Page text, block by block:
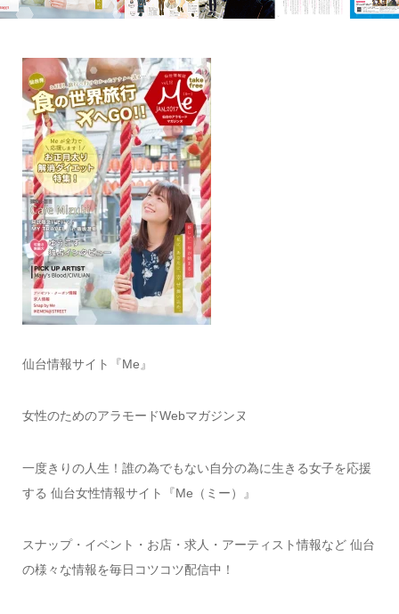
仙台情報サイト『Me』
女性のためのアラモードWebマガジンヌ
一度きりの人生！誰の為でもない自分の為に生きる女子を応援
する 仙台女性情報サイト『Me（ミー）』
スナップ・イベント・お店・求人・アーティスト情報など 仙台
の様々な情報を毎日コツコツ配信中！